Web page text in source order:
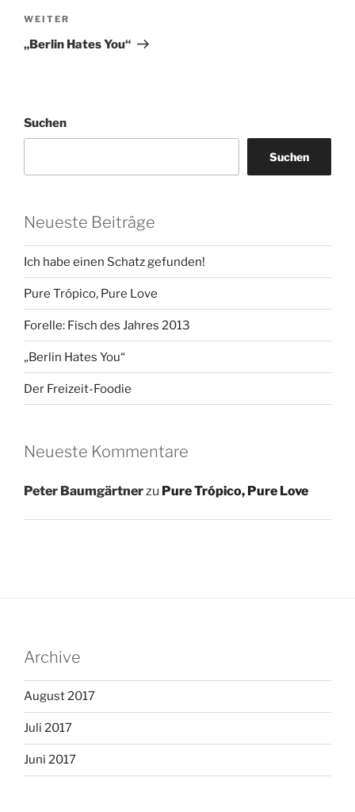
Nächster
Beitrag
WEITER
„Berlin Hates You“
Suchen
Suchen
Neueste Beiträge
Ich habe einen Schatz gefunden!
Pure Trópico, Pure Love
Forelle: Fisch des Jahres 2013
„Berlin Hates You“
Der Freizeit-Foodie
Neueste Kommentare
Peter Baumgärtner zu Pure Trópico, Pure Love
Archive
August 2017
Juli 2017
Juni 2017